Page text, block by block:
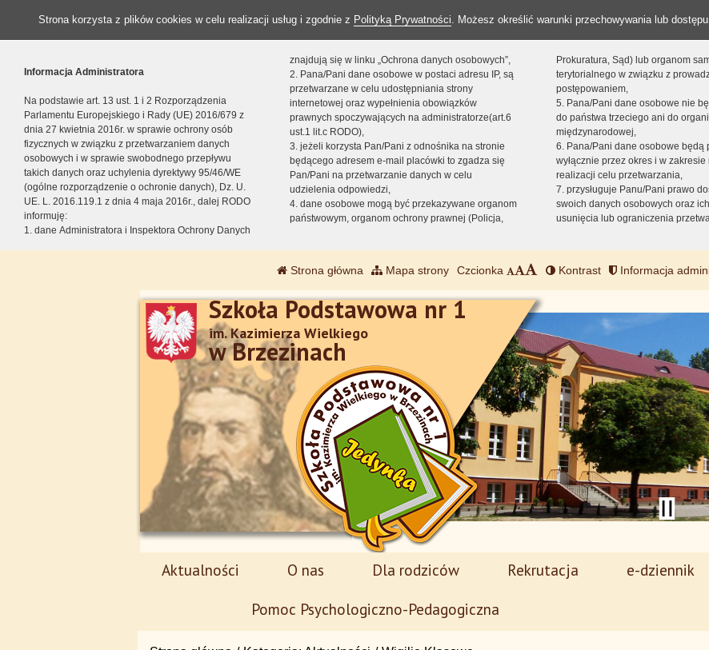
Strona korzysta z plików cookies w celu realizacji usług i zgodnie z Polityką Prywatności. Możesz określić warunki przechowywania lub
Informacja Administratora
Na podstawie art. 13 ust. 1 i 2 Rozporządzenia
Parlamentu Europejskiego i Rady (UE) 2016/679 z
dnia 27 kwietnia 2016r. w sprawie ochrony osób
fizycznych w związku z przetwarzaniem danych
osobowych i w sprawie swobodnego przepływu
takich danych oraz uchylenia dyrektywy 95/46/WE
(ogólne rozporządzenie o ochronie danych), Dz. U.
UE. L. 2016.119.1 z dnia 4 maja 2016r., dalej RODO
informuję:
1. dane Administratora i Inspektora Ochrony Danych
znajdują się w linku „Ochrona danych osobowych”,
2. Pana/Pani dane osobowe w postaci adresu IP, są
przetwarzane w celu udostępniania strony
internetowej oraz wypełnienia obowiązków
prawnych spoczywających na administratorze(art.6
ust.1 lit.c RODO),
3. jeżeli korzysta Pan/Pani z odnośnika na stronie
będącego adresem e-mail placówki to zgadza się
Pan/Pani na przetwarzanie danych w celu
udzielenia odpowiedzi,
4. dane osobowe mogą być przekazywane organom
państwowym, organom ochrony prawnej (Policja,
Prokuratura, Sąd) lub organom
terytorialnego w związku z
postępowaniem,
5. Pana/Pani dane osobowe nie
do państwa trzeciego ani do
międzynarodowej,
6. Pana/Pani dane osobowe będą
wyłącznie przez okres i w
realizacji celu przetwarzania,
7. przysługuje Panu/Pani prawo
swoich danych osobowych oraz
usunięcia lub ograniczenia
Strona główna Mapa strony Czcionka Kontrast Informacja
Szkoła Podstawowa nr 1
im. Kazimierza Wielkiego
w Brzezinach
Aktualności O nas Dla rodziców Rekrutacja e-dziennik
Pomoc Psychologiczno-Pedagogiczna